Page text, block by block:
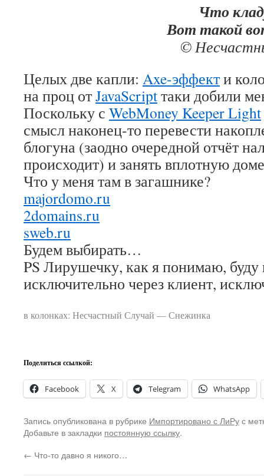
Что
Вот такой
©
Целых две капли: Axe-эффекти
на проц отJavaScriptтаки добили
Поскольку с WebMoney Keeper Light
смысл наконец-то перевести
блогуна (заодно очередной отчёт
происходит) и занять вплотную
Что у меня там в загашнике?
majordomo.ru
2domains.ru
sweb.ru
Будем выбирать…
PS Лирушечку, как я понимаю, буду
исключительно через клиент,
в колонках: Несчастный Случай — Снежинка
Поделиться ссылкой:
Facebook X Telegram WhatsApp
Запись опубликована в рубрике Импортировано с ЛиРус
Добавьте в закладки постоянную ссылку.
← Что-то давно я никого…